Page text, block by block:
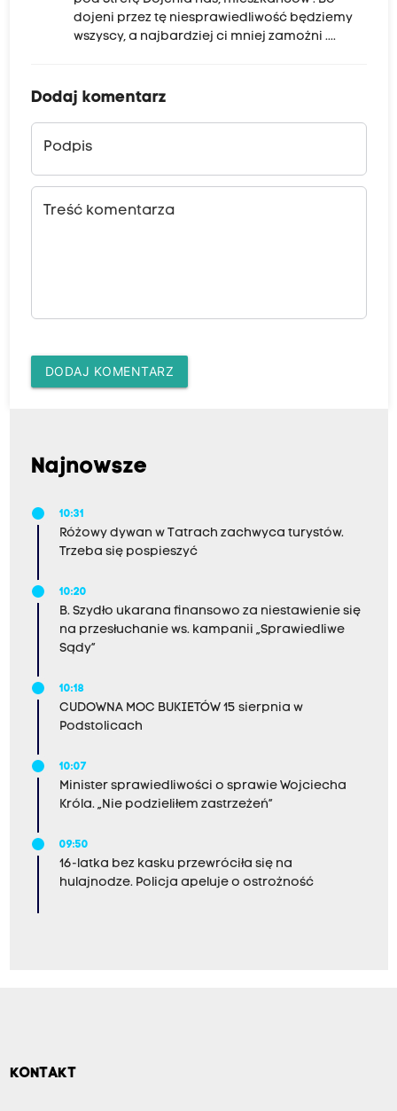
dojeni przez tę niesprawiedliwość będziemy
wszyscy, a najbardziej ci mniej zamożni ....
Dodaj komentarz
Podpis
Treść komentarza
DODAJ KOMENTARZ
Najnowsze
10:31
Różowy dywan w Tatrach zachwyca turystów.
Trzeba się pospieszyć
10:20
B. Szydło ukarana finansowo za niestawienie się
na przesłuchanie ws. kampanii „Sprawiedliwe
Sądy”
10:18
CUDOWNA MOC BUKIETÓW 15 sierpnia w
Podstolicach
10:07
Minister sprawiedliwości o sprawie Wojciecha
Króla. „Nie podzieliłem zastrzeżeń”
09:50
16-latka bez kasku przewróciła się na
hulajnodze. Policja apeluje o ostrożność
KONTAKT